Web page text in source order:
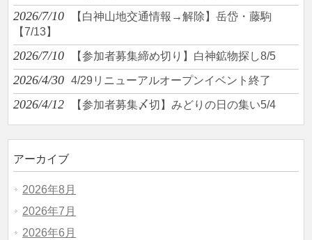
2026/7/10
【白神山地交通情報→解除】岳岱・藤駒
【7/13】
2026/7/10 【参加者募集締め切り】白神鉱物探し8/5
2026/4/30 4/29リニューアルオープンイベント終了
2026/4/12 【参加者募集〆切】みどりの日の集い5/4
アーカイブ
2026年8月
2026年7月
2026年6月